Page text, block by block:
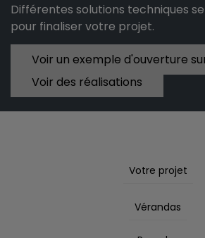
Différentes solutions techniques
pour finaliser votre projet.
Voir un exemple d'ouverture
Voir des réalisations
Votre projet
Vérandas